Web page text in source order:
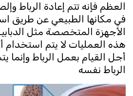
العظم فإنه تتم إعادة الرباط
في مكانها الطبيعي عن طريق
الأجهزة المتخصصة مثل
هذه العمليات لا يتم استخدام
أجل القيام بعمل الرباط وإنما
الرباط نفسه